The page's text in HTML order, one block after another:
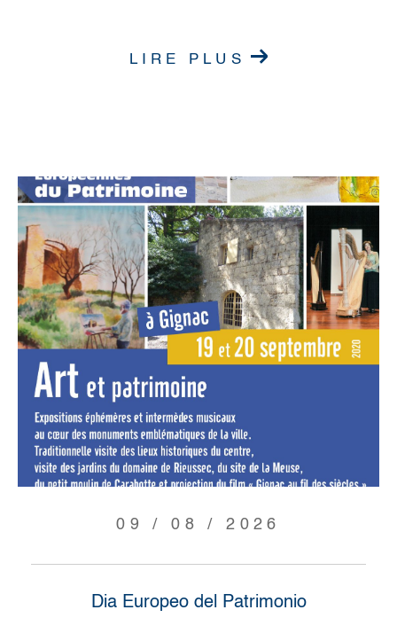
LIRE PLUS
09 / 08 / 2026
Dia Europeo del Patrimonio